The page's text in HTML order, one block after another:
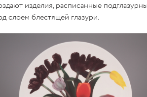
изделия, расписанные
слоем блестящей глазури.